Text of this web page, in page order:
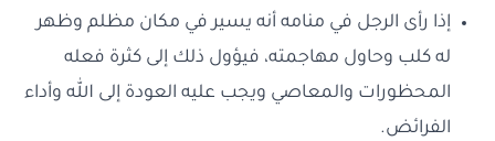
إذا رأى الرجل في منامه أنه يسير في مكان مظلم وظهر
له كلب وحاول مهاجمته، فيؤول ذلك إلى كثرة فعله
المحظورات والمعاصي ويجب عليه العودة إلى الله وأداء
الفرائض.